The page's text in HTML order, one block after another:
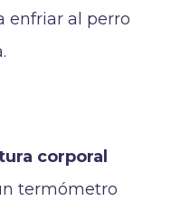
enfriar al perro
corporal
termómetro